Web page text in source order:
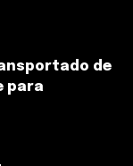
de
para